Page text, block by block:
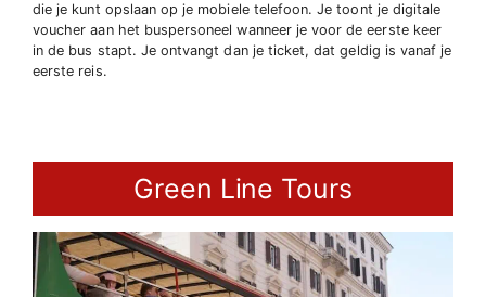
die je kunt opslaan op je mobiele telefoon. Je toont je digitale
voucher aan het buspersoneel wanneer je voor de eerste keer
in de bus stapt. Je ontvangt dan je ticket, dat geldig is vanaf je
eerste reis.
Green Line Tours